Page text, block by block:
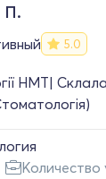
П.
5.0
НМТ|
Количество